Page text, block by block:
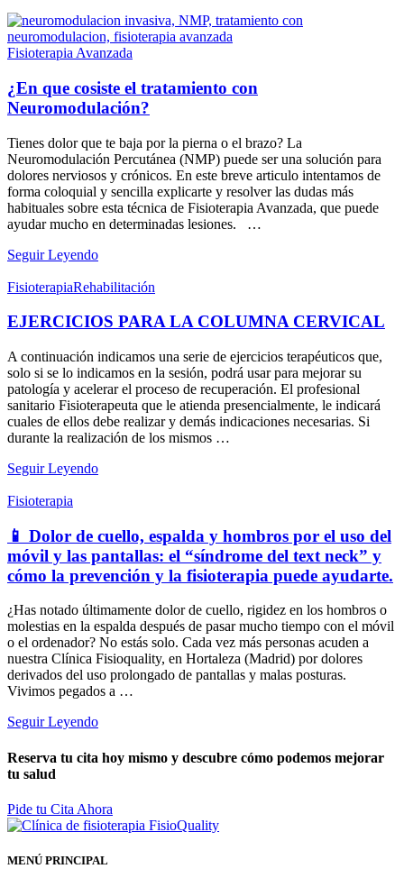
Fisioterapia Avanzada
¿En que cosiste el tratamiento con
Neuromodulación?
Tienes dolor que te baja por la pierna o el brazo? La
Neuromodulación Percutánea (NMP) puede ser una solución para
dolores nerviosos y crónicos. En este breve articulo intentamos de
forma coloquial y sencilla explicarte y resolver las dudas más
habituales sobre esta técnica de Fisioterapia Avanzada, que puede
ayudar mucho en determinadas lesiones. …
Seguir Leyendo
FisioterapiaRehabilitación
EJERCICIOS PARA LA COLUMNA CERVICAL
A continuación indicamos una serie de ejercicios terapéuticos que,
solo si se lo indicamos en la sesión, podrá usar para mejorar su
patología y acelerar el proceso de recuperación. El profesional
sanitario Fisioterapeuta que le atienda presencialmente, le indicará
cuales de ellos debe realizar y demás indicaciones necesarias. Si
durante la realización de los mismos …
Seguir Leyendo
Fisioterapia
📱 Dolor de cuello, espalda y hombros por el uso del
móvil y las pantallas: el “síndrome del text neck” y
cómo la prevención y la fisioterapia puede ayudarte.
¿Has notado últimamente dolor de cuello, rigidez en los hombros o
molestias en la espalda después de pasar mucho tiempo con el móvil
o el ordenador? No estás solo. Cada vez más personas acuden a
nuestra Clínica Fisioquality, en Hortaleza (Madrid) por dolores
derivados del uso prolongado de pantallas y malas posturas.
Vivimos pegados a …
Seguir Leyendo
Reserva tu cita hoy mismo y descubre cómo podemos mejorar
tu salud
Pide tu Cita Ahora
MENÚ PRINCIPAL